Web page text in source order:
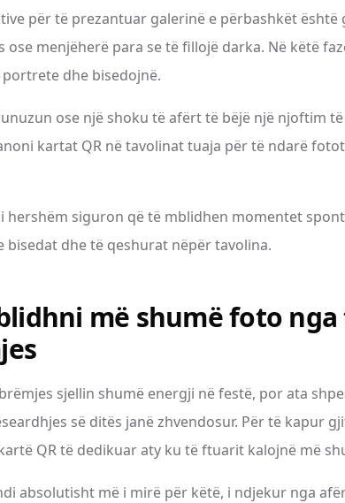
për të prezantuar galerinë e përbashkët
ose menjëherë para se të fillojë darka. Në këtë
portrete dhe bisedojnë.
ose një shoku të afërt të bëjë një njoftim
kartat QR në tavolinat tuaja për të ndarë
hershëm siguron që të mblidhen momentet
bisedat dhe të qeshurat nëpër tavolina.
më shumë foto
sjellin shumë energji në festë, por ata
së ditës janë zhvendosur. Për të kapur
QR të dedikuar aty ku të ftuarit kalojnë më
absolutisht më i mirë për këtë, i ndjekur nga